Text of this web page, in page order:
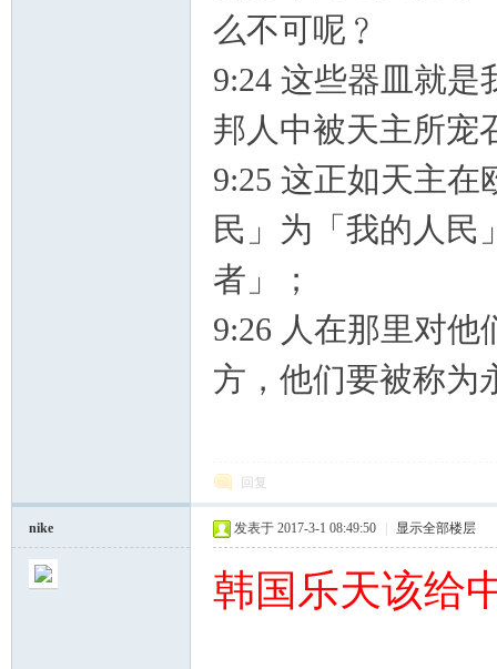
么不可呢﹖
9:24 这些器皿就
邦人中被天主所宠
9:25 这正如天主
民」为「我的人民
者」；
9:26 人在那里对
方，他们要被称为
回复
nike 发表于 2017-3-1 08:49:50 显示全部楼层
韩国乐天该给